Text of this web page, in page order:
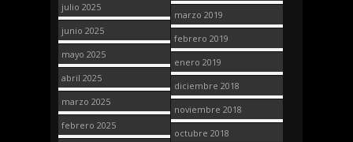
julio 2025
junio 2025
mayo 2025
abril 2025
marzo 2025
febrero 2025
marzo 2019
febrero 2019
enero 2019
diciembre 2018
noviembre 2018
octubre 2018